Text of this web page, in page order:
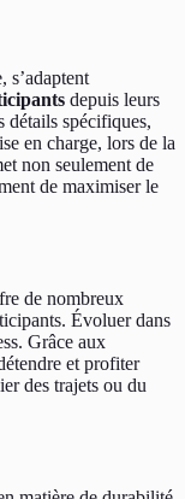
s’adaptent
depuis leurs
détails spécifiques,
en charge, lors de la
non seulement de
de maximiser le
de nombreux
Évoluer dans
Grâce aux
et profiter
des trajets ou du